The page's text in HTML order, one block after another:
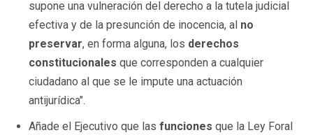
supone una vulneración del derecho a la tutela judicial
efectiva y de la presunción de inocencia, al no
preservar, en forma alguna, los derechos
constitucionales que corresponden a cualquier
ciudadano al que se le impute una actuación
antijurídica".
Añade el Ejecutivo que las funciones que la Ley Foral